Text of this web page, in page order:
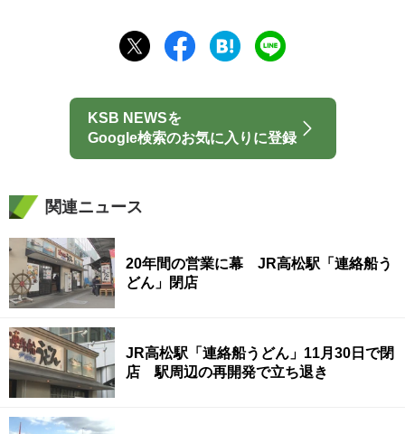
KSB NEWSを
Google検索のお気に入りに登録
関連ニュース
20年間の営業に幕 JR高松駅「連絡船う
どん」閉店
JR高松駅「連絡船うどん」11月30日で閉
店 駅周辺の再開発で立ち退き